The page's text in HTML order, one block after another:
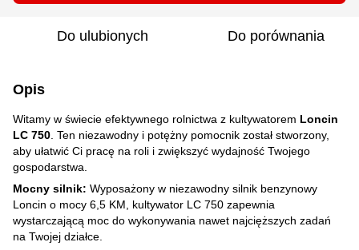
Do ulubionych Do porównania
Opis
Witamy w świecie efektywnego rolnictwa z kultywatorem Loncin
LC 750 . Ten niezawodny i potężny pomocnik został stworzony,
aby ułatwić Ci pracę na roli i zwiększyć wydajność Twojego
gospodarstwa.
Mocny silnik: Wyposażony w niezawodny silnik benzynowy
Loncin o mocy 6,5 KM, kultywator LC 750 zapewnia
wystarczającą moc do wykonywania nawet najcięższych zadań
na Twojej działce.